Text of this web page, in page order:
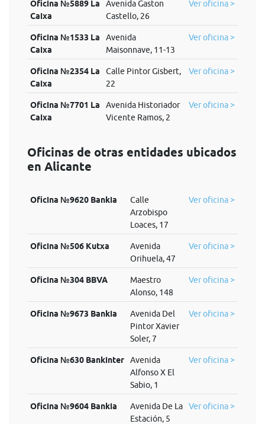
Oficina №5889 La
Caixa
Avenida Gaston
Castello, 26
Ver oficina >
Oficina №1533 La
Caixa
Avenida
Maisonnave, 11-13
Ver oficina >
Oficina №2354 La
Caixa
Calle Pintor Gisbert,
22
Ver oficina >
Oficina №7701 La
Caixa
Avenida Historiador
Vicente Ramos, 2
Ver oficina >
Oficinas de otras entidades ubicados
en Alicante
Oficina №9620 Bankia
Calle
Arzobispo
Loaces, 17
Ver oficina >
Oficina №506 Kutxa
Avenida
Orihuela, 47
Ver oficina >
Oficina №304 BBVA
Maestro
Alonso, 148
Ver oficina >
Oficina №9673 Bankia
Avenida Del
Pintor Xavier
Soler, 7
Ver oficina >
Oficina №630 Bankinter
Avenida
Alfonso X El
Sabio, 1
Ver oficina >
Oficina №9604 Bankia
Avenida De La
Estación, 5
Ver oficina >